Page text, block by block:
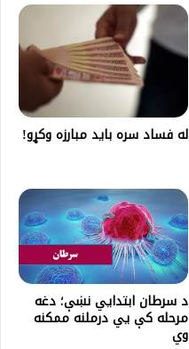
له فساد سره باید مبارزه وکړو!
د سرطان ابتدايي نښې؛ دغه
مرحله کې يي درملنه ممکنه
وي